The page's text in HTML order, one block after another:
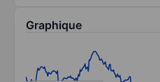
Graphique
Line chart with 299 data